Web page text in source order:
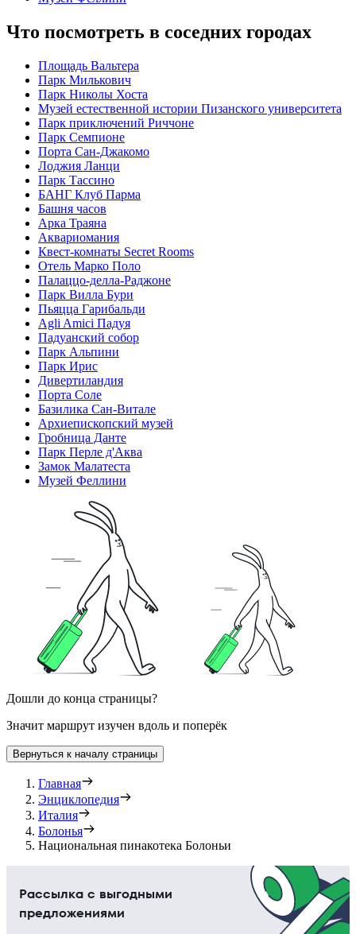
Что посмотреть в соседних городах
Площадь Вальтера
Парк Милькович
Парк Николы Хоста
Музей естественной истории Пизанского университета
Парк приключений Риччоне
Парк Семпионе
Порта Сан-Джакомо
Лоджия Ланци
Парк Тассино
БАНГ Клуб Парма
Башня часов
Арка Траяна
Аквариомания
Квест-комнаты Secret Rooms
Отель Марко Поло
Палаццо-делла-Раджоне
Парк Вилла Бури
Пьяцца Гарибальди
Agli Amici Падуя
Падуанский собор
Парк Альпини
Парк Ирис
Дивертиландия
Порта Соле
Базилика Сан-Витале
Архиепископский музей
Гробница Данте
Парк Перле д'Аква
Замок Малатеста
Музей Феллини
Дошли до конца страницы?
Значит маршрут изучен вдоль и поперёк
Вернуться к началу страницы
Главная
Энциклопедия
Италия
Болонья
Национальная пинакотека Болоньи
Рассылка с выгодными
предложениями